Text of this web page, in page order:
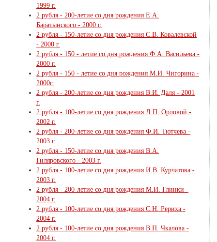
1999 г.
2 рубля - 200-летие со дня рождения Е.А.
Баратынского - 2000 г.
2 рубля - 150-летие со дня рождения С.В. Ковалевской
- 2000 г.
2 рубля - 150 - летие со дня рождения Ф.А. Васильева -
2000 г.
2 рубля - 150 - летие со дня рождения М.И. Чигорина -
2000г.
2 рубля - 200-летие со дня рождения В.И. Даля - 2001
г.
2 рубля - 100-летие со дня рождения Л.П. Орловой -
2002 г.
2 рубля - 200-летие со дня рождения Ф.И. Тютчева -
2003 г.
2 рубля - 150-летие со дня рождения В.А.
Гиляровского - 2003 г.
2 рубля - 100-летие со дня рождения И.В. Курчатова -
2003 г.
2 рубля - 200-летие со дня рождения М.И. Глинки -
2004 г.
2 рубля - 100-летие со дня рождения С.Н. Рериха -
2004 г.
2 рубля - 100-летие со дня рождения В.П. Чкалова -
2004 г.